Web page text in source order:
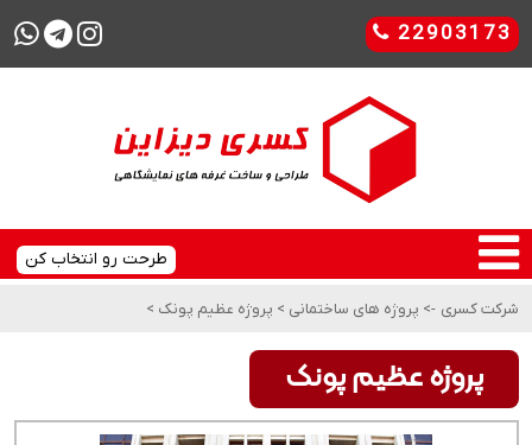
22903173
طرحت رو انتخاب کن
شرکت کسری -> پروژه های ساختمانی > پروژه عظیم پونک >
پروژه عظیم پونک